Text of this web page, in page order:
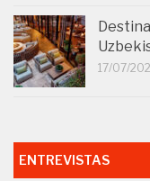
17/07/
ENTREVISTAS